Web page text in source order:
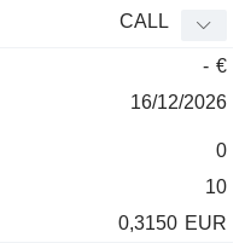
CALL
- €
16/12/2026
0
10
0,3150 EUR